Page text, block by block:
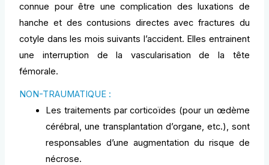
connue pour être une complication des luxations de
hanche et des contusions directes avec fractures du
cotyle dans les mois suivants l’accident. Elles entrainent
une interruption de la vascularisation de la tête
fémorale.
NON-TRAUMATIQUE :
Les traitements par corticoïdes (pour un œdème
cérébral, une transplantation d’organe, etc.), sont
responsables d’une augmentation du risque de
nécrose.